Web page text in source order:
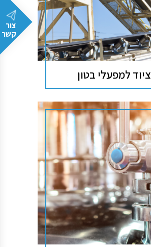
צור
קשר
ציוד למפעלי בטון